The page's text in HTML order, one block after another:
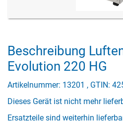
Beschreibung
Evolution 220 HG
Artikelnummer: 13201 , GTIN:
Dieses Gerät ist nicht mehr
Ersatzteile sind weiterhin